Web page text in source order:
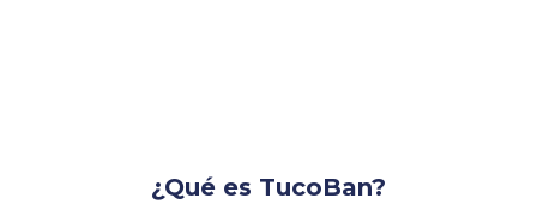
¿Qué es TucoBan?